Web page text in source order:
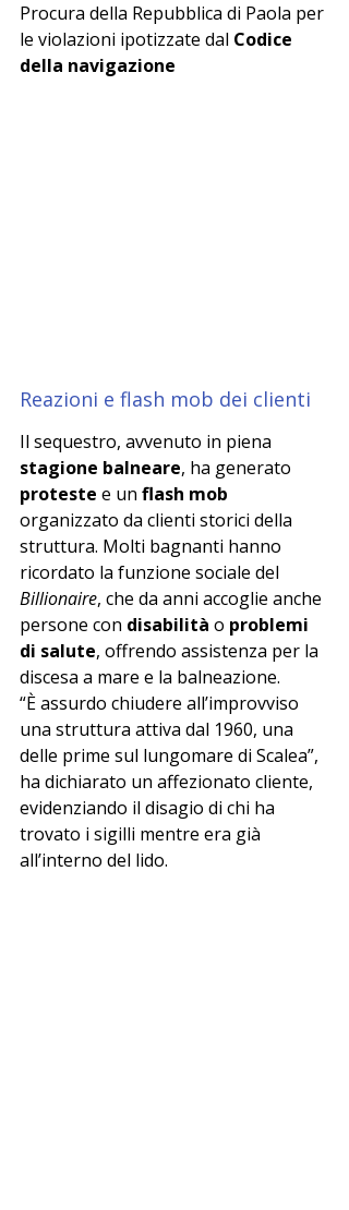
Procura della Repubblica di Paola per
le violazioni ipotizzate dal Codice
della navigazione
Reazioni e flash mob dei clienti
Il sequestro, avvenuto in piena
stagione balneare, ha generato
proteste e un flash mob
organizzato da clienti storici della
struttura. Molti bagnanti hanno
ricordato la funzione sociale del
Billionaire, che da anni accoglie anche
persone con disabilità o problemi
di salute, offrendo assistenza per la
discesa a mare e la balneazione.
“È assurdo chiudere all’improvviso
una struttura attiva dal 1960, una
delle prime sul lungomare di Scalea”,
ha dichiarato un affezionato cliente,
evidenziando il disagio di chi ha
trovato i sigilli mentre era già
all’interno del lido.